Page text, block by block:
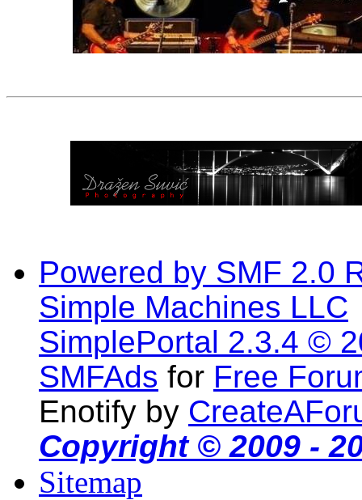
Powered by SMF 2.0
Simple Machines LLC
SimplePortal 2.3.4 ©
SMFAds for Free
Enotify by
Copyright © 2009 -
Sitemap